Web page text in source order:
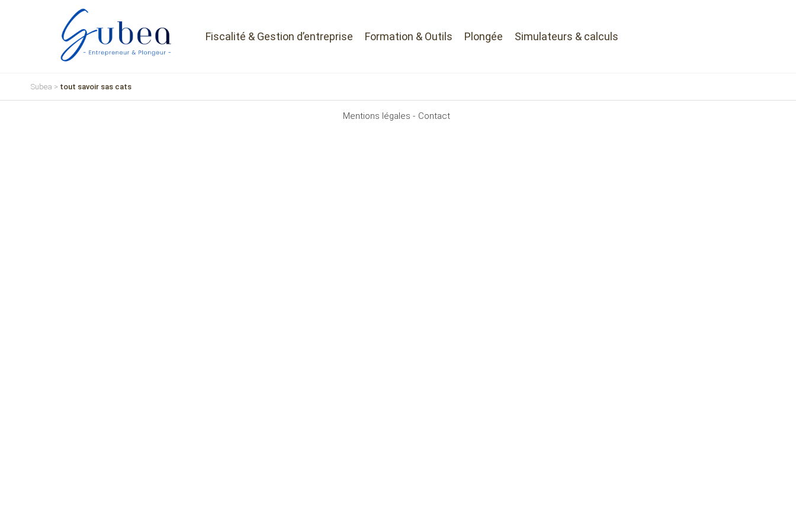
Fiscalité & Gestion d’entreprise Formation & Outils Plongée Simulateurs & calculs
Subea > tout savoir sas cats
Mentions légales - Contact